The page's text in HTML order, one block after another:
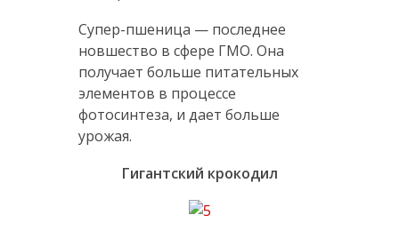
Супер-пшеница — последнее
новшество в сфере ГМО. Она
получает больше питательных
элементов в процессе
фотосинтеза, и дает больше
урожая.
Гигантский крокодил